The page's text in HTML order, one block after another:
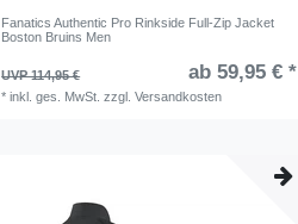
Fanatics Authentic Pro Rinkside Full-Zip Jacket
Boston Bruins Men
UVP 114,95 € ab 59,95 € *
*inkl. ges. MwSt. zzgl.Versandkosten